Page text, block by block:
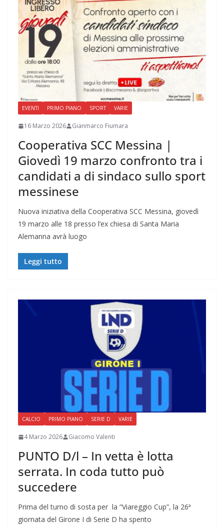
EVENTI PRIMO PIANO SPORT VARIE
16 Marzo 2026 Gianmarco Fiumara
Cooperativa SCC Messina |
Giovedì 19 marzo confronto tra i
candidati a di sindaco sullo sport
messinese
Nuova iniziativa della Cooperativa SCC Messina, giovedì
19 marzo alle 18 presso l’ex chiesa di Santa Maria
Alemanna avrà luogo
Leggi tutto
CALCIO PRIMO PIANO SERIE D VARIE
4 Marzo 2026 Giacomo Valenti
PUNTO D/l – In vetta è lotta
serrata. In coda tutto può
succedere
Prima del turno di sosta per la “Viareggio Cup”, la 26ª
giornata del Girone I di Serie D ha spento